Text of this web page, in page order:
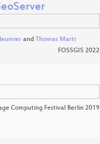
and Thomas Marti
FOSSGIS 2022
Computing Festival Berlin 2019